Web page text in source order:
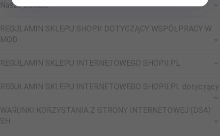
Nasze Sociale !
REGULAMIN SKLEPU SHOPII DOTYCZĄCY WSPÓŁPRACY W
MOD
REGULAMIN SKLEPU INTERNETOWEGO SHOPII.PL
REGULAMIN SKLEPU INTERNETOWEGO SHOPII.PL dotyczący
WARUNKI KORZYSTANIA Z STRONY INTERNETOWEJ (DSA)
SH